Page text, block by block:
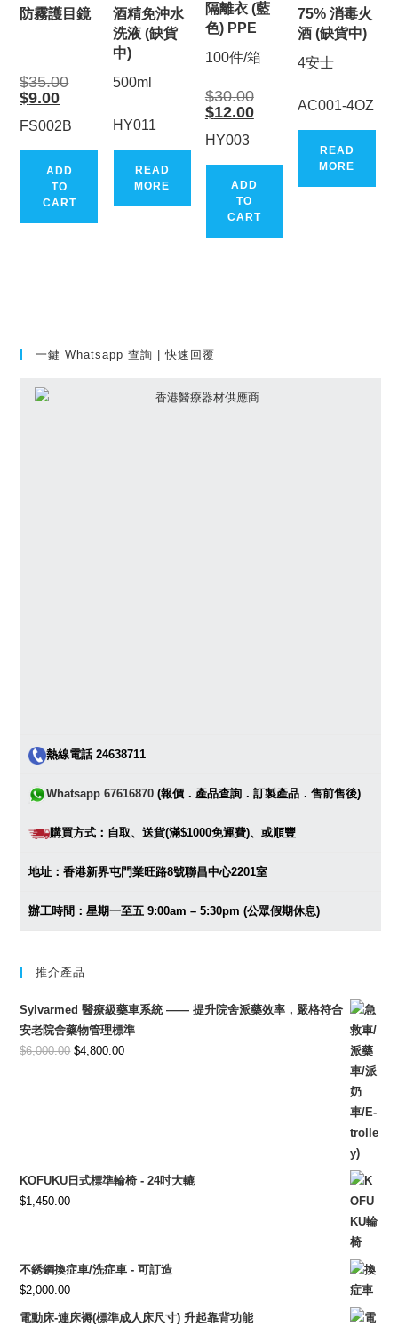
防霧護目鏡
$35.00Original
$9.00Current
price
is:
$9.00.
FS002B
ADD
TO
CART
酒精免沖水
洗液 (缺貨
中)
500ml
HY011
READ
MORE
隔離衣 (藍
色) PPE
100件/箱
$30.00Original
price
was:
$12.00Current
price
HY003
ADD
TO
CART
75% 消毒火
酒 (缺貨中)
4安士
AC001-4OZ
READ
MORE
一鍵 Whatsapp 查詢 | 快速回覆
熱線電話 24638711
Whatsapp 67616870 (報價．產品查詢．訂製產品．售前售後)
購買方式：自取、送貨(滿$1000免運費)、或順豐
地址：香港新界屯門業旺路8號聯昌中心2201室
辦工時間：星期一至五 9:00am – 5:30pm (公眾假期休息)
推介產品
Sylvarmed 醫療級藥車系統 —— 提升院舍派藥效率，嚴格符合
安老院舍藥物管理標準
$6,000.00 Original
$4,800.00Current
KOFUKU日式標準輪椅 - 24吋大轆
$1,450.00
不銹鋼換症車/洗症車 - 可訂造
$2,000.00
電動床-連床褥(標準成人床尺寸) 升起靠背功能